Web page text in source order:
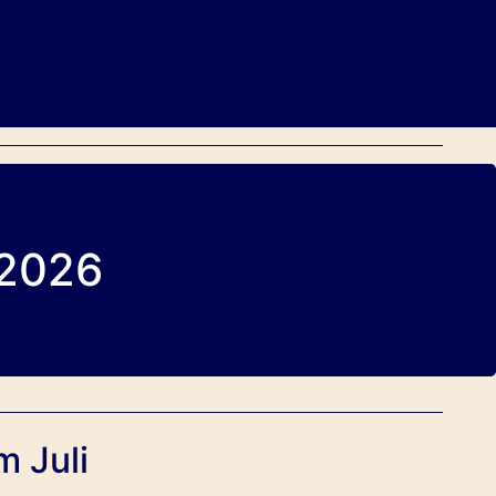
Juli